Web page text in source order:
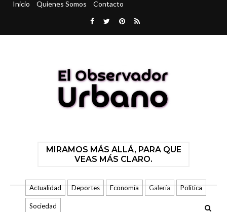
Inicio Quienes Somos Contacto
MIRAMOS MÁS ALLÁ, PARA QUE
VEAS MÁS CLARO.
Actualidad Deportes Economía Galería Politica
Sociedad